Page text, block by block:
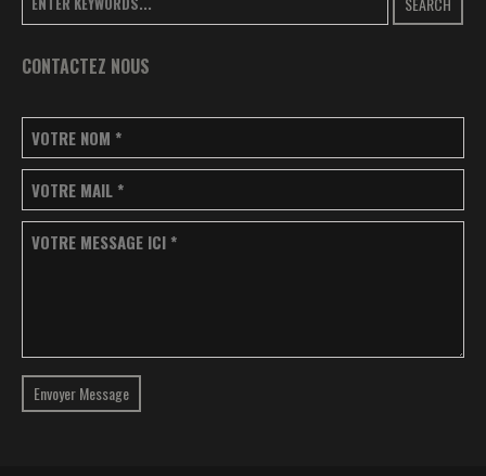
CONTACTEZ NOUS
VOTRE NOM *
VOTRE MAIL *
VOTRE MESSAGE ICI *
Envoyer Message